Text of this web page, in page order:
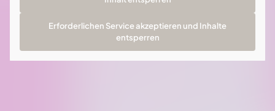
Erforderlichen Service akzeptieren und Inhalte
entsperren